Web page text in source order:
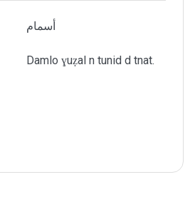
أسمام
Damlo ɣuẓal n tunid d tnat.